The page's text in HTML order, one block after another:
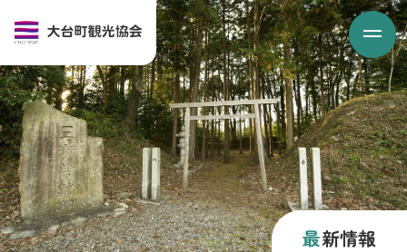
最新情報